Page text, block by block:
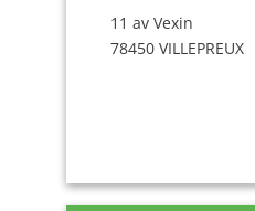
11 av Vexin
78450 VILLEPREUX